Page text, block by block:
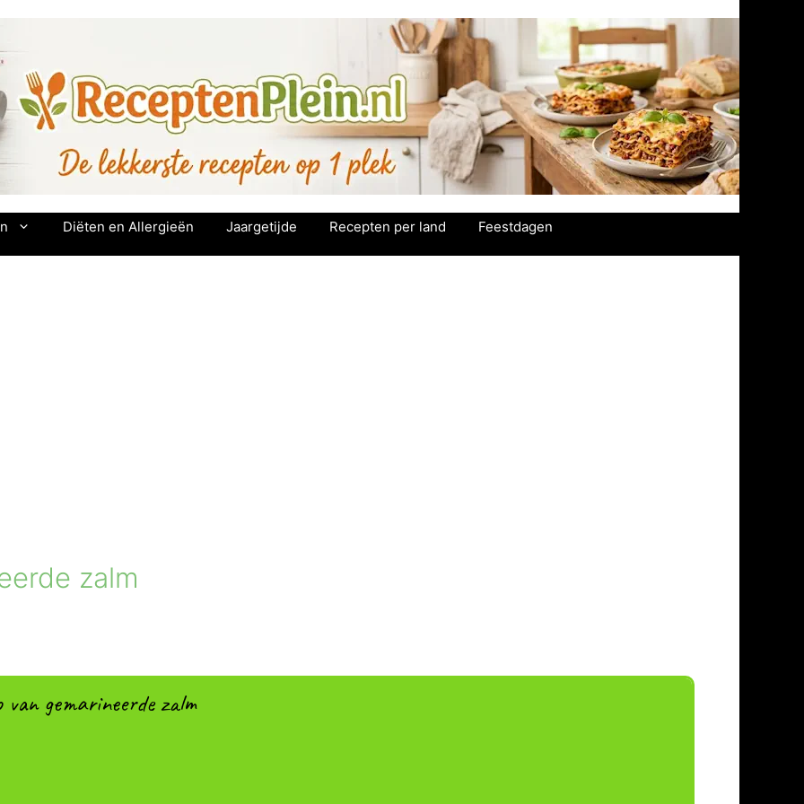
Diëten en Allergieën Jaargetijde Recepten per land Feestdagen
zalm
van gemarineerde zalm